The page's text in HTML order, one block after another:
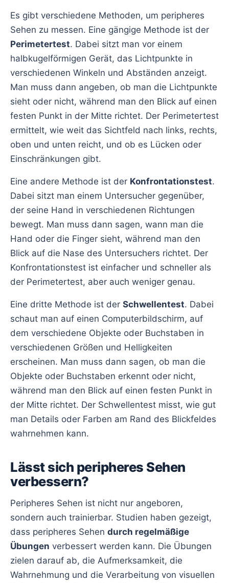
Es gibt verschiedene Methoden, um peripheres
Sehen zu messen. Eine gängige Methode ist der
Perimetertest. Dabei sitzt man vor einem
halbkugelförmigen Gerät, das Lichtpunkte in
verschiedenen Winkeln und Abständen anzeigt.
Man muss dann angeben, ob man die Lichtpunkte
sieht oder nicht, während man den Blick auf einen
festen Punkt in der Mitte richtet. Der Perimetertest
ermittelt, wie weit das Sichtfeld nach links, rechts,
oben und unten reicht, und ob es Lücken oder
Einschränkungen gibt.
Eine andere Methode ist der Konfrontationstest.
Dabei sitzt man einem Untersucher gegenüber,
der seine Hand in verschiedenen Richtungen
bewegt. Man muss dann sagen, wann man die
Hand oder die Finger sieht, während man den
Blick auf die Nase des Untersuchers richtet. Der
Konfrontationstest ist einfacher und schneller als
der Perimetertest, aber auch weniger genau.
Eine dritte Methode ist der Schwellentest. Dabei
schaut man auf einen Computerbildschirm, auf
dem verschiedene Objekte oder Buchstaben in
verschiedenen Größen und Helligkeiten
erscheinen. Man muss dann sagen, ob man die
Objekte oder Buchstaben erkennt oder nicht,
während man den Blick auf einen festen Punkt in
der Mitte richtet. Der Schwellentest misst, wie gut
man Details oder Farben am Rand des Blickfeldes
wahrnehmen kann.
Lässt sich peripheres Sehen
verbessern?
Peripheres Sehen ist nicht nur angeboren,
sondern auch trainierbar. Studien haben gezeigt,
dass peripheres Sehen durch regelmäßige
Übungen verbessert werden kann. Die Übungen
zielen darauf ab, die Aufmerksamkeit, die
Wahrnehmung und die Verarbeitung von visuellen